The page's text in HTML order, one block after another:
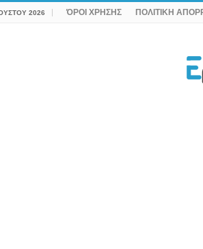
2026 ΌΡΟΙ ΧΡΗΣΗΣ ΠΟΛΙΤΙΚΗ